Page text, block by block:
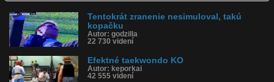
Zverejnené: 28.5.2026 12:31
Krajina: Kórejská republika 🇰🇷
Páči sa: 94% (16 hlasov)
Obľúbené: 1
Komentárov: 7
Kategória: športy
Tagy: kop, kopačka do hlavy, kopol do hlavy, kop do hlavy, zápas,
Tentokrát zranenie nesimuloval, takú
kopačku
Autor: godzilla
22 730 videní
Efektné taekwondo KO
Autor: keporkai
42 555 videní